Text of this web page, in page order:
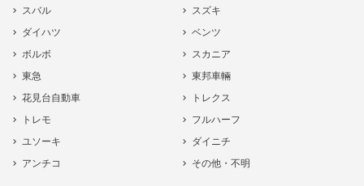
スバル
スズキ
ダイハツ
ベンツ
ボルボ
スカニア
東急
東邦車輛
花見台自動車
トレクス
トレモ
フルハーフ
ユソーキ
ダイニチ
アンチコ
その他・不明